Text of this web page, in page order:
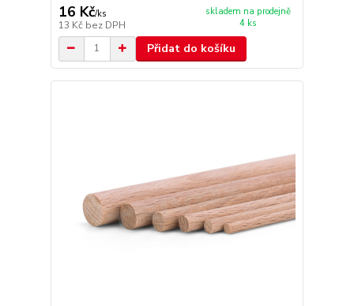
16 Kč/ks
13 Kč bez DPH
skladem na prodejně
4 ks
Přidat do košíku